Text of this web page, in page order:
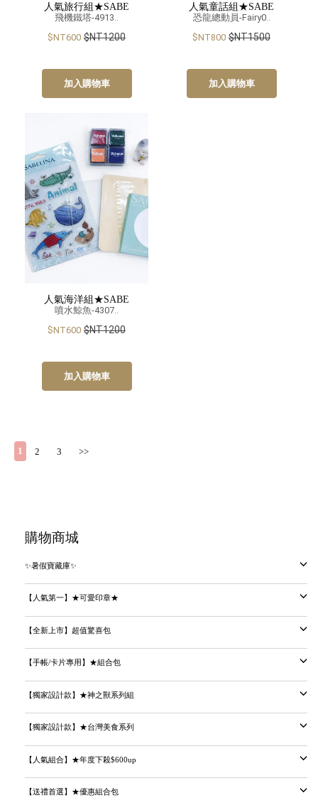
人氣旅行組★SABE
飛機鐵塔-4913..
$NT600$NT1200
加入購物車
人氣童話組★SABE
恐龍總動員-Fairy0..
$NT800$NT1500
加入購物車
人氣海洋組★SABE
噴水鯨魚-4307..
$NT600$NT1200
加入購物車
1 2 3 >>
購物商城
✨暑假寶藏庫✨
【人氣第一】★可愛印章★
【全新上市】超值驚喜包
【手帳/卡片專用】★組合包
【獨家設計款】★神之獸系列組
【獨家設計款】★台灣美食系列
【人氣組合】★年度下殺$600up
【送禮首選】★優惠組合包